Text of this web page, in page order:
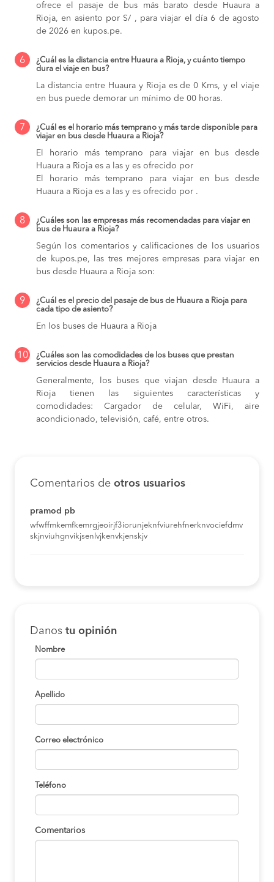
ofrece el pasaje de bus más barato desde Huaura a
Rioja, en asiento por S/ , para viajar el día 6 de agosto
de 2026 en kupos.pe.
6
¿Cuál es la distancia entre Huaura a Rioja, y cuánto tiempo
dura el viaje en bus?
La distancia entre Huaura y Rioja es de 0 Kms, y el viaje
en bus puede demorar un mínimo de 00 horas.
7
¿Cuál es el horario más temprano y más tarde disponible para
viajar en bus desde Huaura a Rioja?
El horario más temprano para viajar en bus desde
Huaura a Rioja es a las y es ofrecido por
El horario más temprano para viajar en bus desde
Huaura a Rioja es a las y es ofrecido por .
8
¿Cuáles son las empresas más recomendadas para viajar en
bus de Huaura a Rioja?
Según los comentarios y calificaciones de los usuarios
de kupos.pe, las tres mejores empresas para viajar en
bus desde Huaura a Rioja son:
9
¿Cuál es el precio del pasaje de bus de Huaura a Rioja para
cada tipo de asiento?
En los buses de Huaura a Rioja
10
¿Cuáles son las comodidades de los buses que prestan
servicios desde Huaura a Rioja?
Generalmente, los buses que viajan desde Huaura a
Rioja tienen las siguientes características y
comodidades: Cargador de celular, WiFi, aire
acondicionado, televisión, café, entre otros.
Comentarios de otros usuarios
pramod pb
wfwffmkemfkemrgjeoirjf3iorunjeknfviurehfnerknvociefdmv
skjnviuhgnvikjsenlvjkenvkjenskjv
Danos tu opinión
Nombre
Apellido
Correo electrónico
Teléfono
Comentarios